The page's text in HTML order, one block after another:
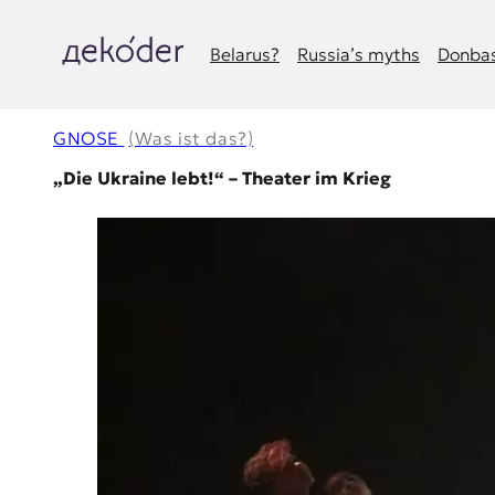
springen
Belarus? Russia’s myths
GNOSE (Was ist das?)
„Die Ukraine lebt!“ – Theater im Krieg